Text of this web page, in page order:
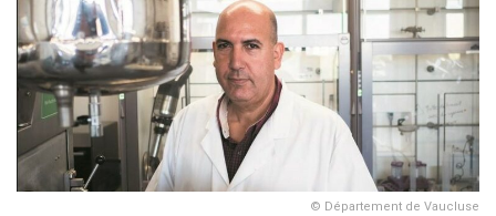
© Département de Vaucluse